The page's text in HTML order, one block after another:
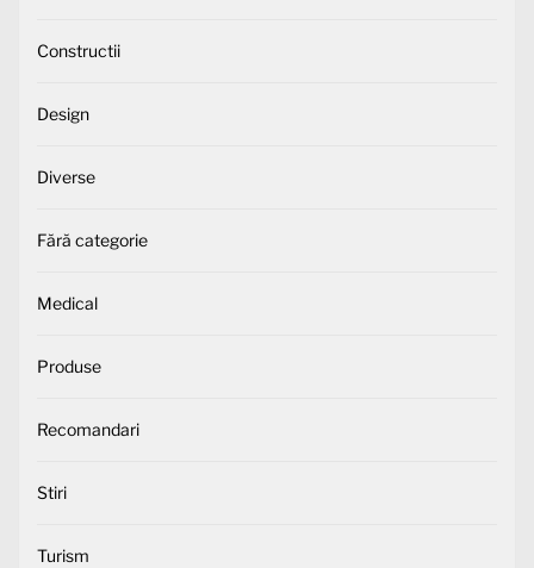
Constructii
Design
Diverse
Fără categorie
Medical
Produse
Recomandari
Stiri
Turism